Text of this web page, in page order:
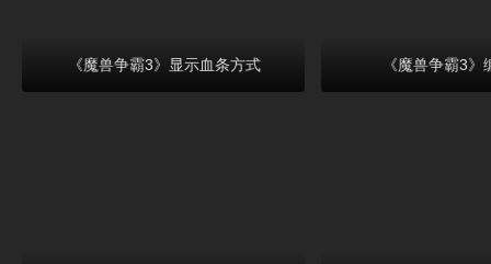
《魔兽争霸3》显示血条方式 《魔兽争霸3》